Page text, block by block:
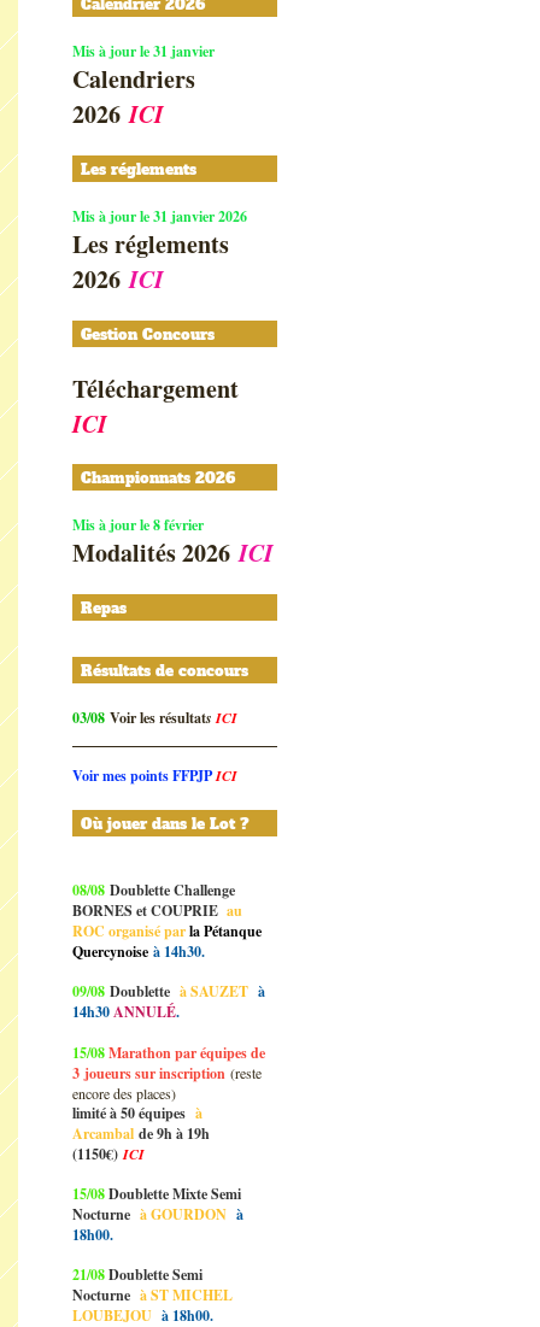
Calendrier 2026
Mis à jour le 31 janvier
Calendriers
2026ICI
Les réglements
Mis à jour le 31 janvier 2026
Les réglements
2026ICI
Gestion Concours
Téléchargement
ICI
Championnats 2026
Mis à jour le 8 février
Modalités 2026ICI
Repas
Résultats de concours
03/08 Voir les résultats ICI
Voir mes points FFPJPICI
Où jouer dans le Lot ?
08/08 Doublette Challenge
BORNES et COUPRIE au
ROC organisé parla Pétanque
Quercynoise à 14h30.
09/08 Doublette à SAUZET à
14h30ANNULÉ.
15/08Marathon par équipes de
3 joueurs sur inscription (reste
encore des places)
limité à 50 équipes à
Arcambal de 9h à 19h
(1150€)ICI
15/08Doublette Mixte Semi
Nocturne à GOURDON à
18h00.
21/08Doublette Semi
Nocturne à ST MICHEL
LOUBEJOU à 18h00.